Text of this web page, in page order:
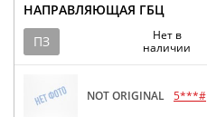
НАПРАВЛЯЮЩАЯ ГБЦ
ПЗ
Нет в
наличии
NOT ORIGINAL 5***#